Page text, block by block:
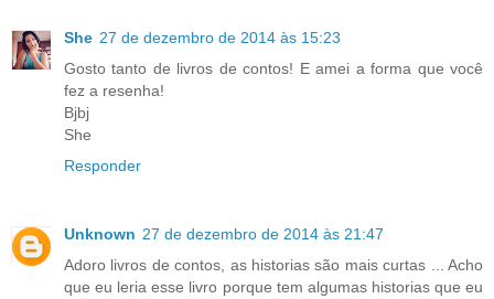
She 27 de dezembro de 2014 às 15:23
Gosto tanto de livros de contos! E amei a forma que você
fez a resenha!
Bjbj
She
Responder
Unknown 27 de dezembro de 2014 às 21:47
Adoro livros de contos, as historias são mais curtas ... Acho
que eu leria esse livro porque tem algumas historias que eu